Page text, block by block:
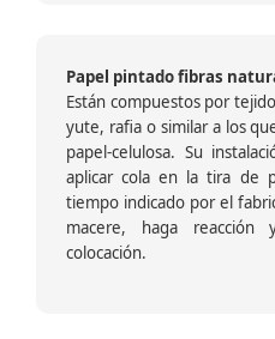
Papel pintado fibras
Están compuestos por
yute, rafia o similar a los
papel-celulosa. Su
aplicar cola en la tira de
tiempo indicado por el
macere, haga
colocación.